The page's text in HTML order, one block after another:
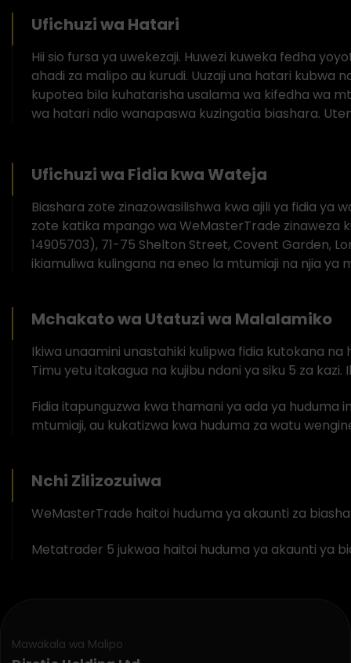
Ufichuzi wa Hatari
Hii sio fursa ya uwekezaji. Huwezi kuweka fedha
ahadi za malipo au kurudi. Uuzaji una hatari kubwa
kupotea bila kuhatarisha usalama wa kifedha wa
wa hatari ndio wanapaswa kuzingatia biashara.
Ufichuzi wa Fidia kwa Wateja
Biashara zote zinazowasilishwa kwa ajili ya fidia ya
zote katika mpango wa WeMasterTrade zinaweza
14905703), 71-75 Shelton Street, Covent Garden,
ikiamuliwa kulingana na eneo la mtumiaji na njia ya
Mchakato wa Utatuzi wa Malalamiko
Ikiwa unaamini unastahiki kulipwa fidia kutokana
Timu yetu itakagua na kujibu ndani ya siku 5 za
Fidia itapunguzwa kwa thamani ya ada ya huduma
mtumiaji, au kukatizwa kwa huduma za watu
Nchi Zilizozuiwa
WeMasterTrade haitoi huduma ya akaunti za
Metatrader 5 jukwaa haitoi huduma ya akaunti ya
Mawakala wa Malipo